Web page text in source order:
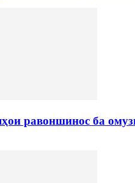
равоншинос ба